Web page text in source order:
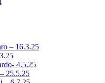
– 16.3.25
4.5.25
25.5.25